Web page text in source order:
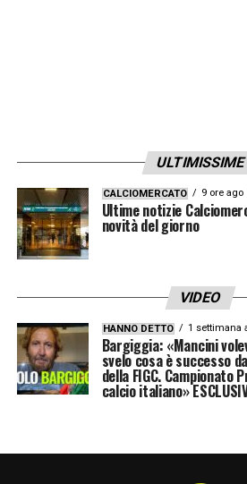
ULTIMISSIME
CALCIOMERCATO 9 ore ago
Ultime notizie
novità del giorno
VIDEO
HANNO DETTO 1 settimana
Bargiggia: «Mancini
svelo cosa è successo
della FIGC. Campionato
calcio italiano»